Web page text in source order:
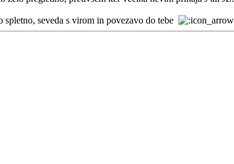
spletno, seveda s virom in povezavo do tebe